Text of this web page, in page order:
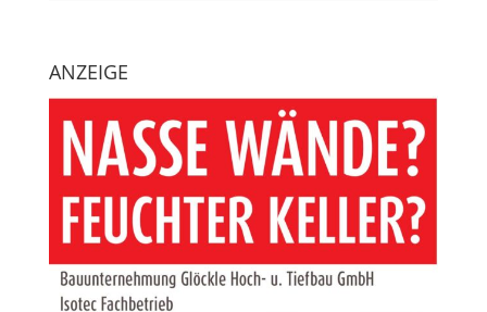
ANZEIGE